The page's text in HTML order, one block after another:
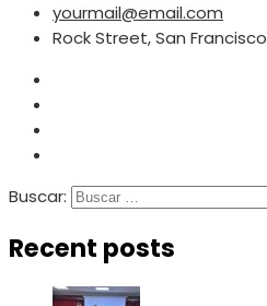
yourmail@email.com
Rock Street, San Francisco
Buscar:
Recent posts